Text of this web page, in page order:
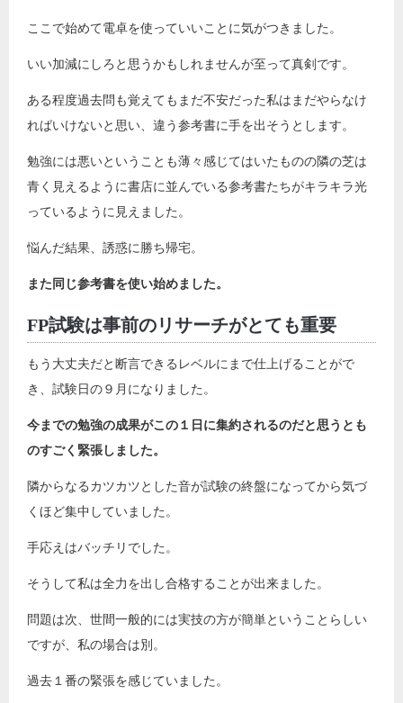
ここで始めて電卓を使っていいことに気がつきました。
いい加減にしろと思うかもしれませんが至って真剣です。
ある程度過去問も覚えてもまだ不安だった私はまだやらなけ
ればいけないと思い、違う参考書に手を出そうとします。
勉強には悪いということも薄々感じてはいたものの隣の芝は
青く見えるように書店に並んでいる参考書たちがキラキラ光
っているように見えました。
悩んだ結果、誘惑に勝ち帰宅。
また同じ参考書を使い始めました。
FP試験は事前のリサーチがとても重要
もう大丈夫だと断言できるレベルにまで仕上げることがで
き、試験日の９月になりました。
今までの勉強の成果がこの１日に集約されるのだと思うとも
のすごく緊張しました。
隣からなるカツカツとした音が試験の終盤になってから気づ
くほど集中していました。
手応えはバッチリでした。
そうして私は全力を出し合格することが出来ました。
問題は次、世間一般的には実技の方が簡単ということらしい
ですが、私の場合は別。
過去１番の緊張を感じていました。